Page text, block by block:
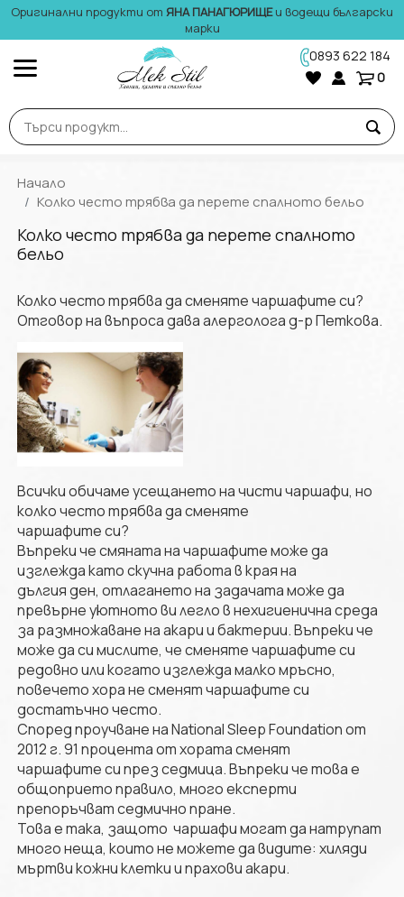
Оригинални продукти от ЯНА ПАНАГЮРИЩЕи водещи български
марки
0893 622 184
0
Начало
Колко често трябва да перете спалното бельо
Колко често трябва да перете спалното
бельо
Колко често трябва да сменяте чаршафите си?
Отговор на въпроса дава алерголога д-р Петкова.
Всички обичаме усещането на чисти чаршафи, но
колко често трябва да сменяте
чаршафите си?
Въпреки че смяната на чаршафите може да
изглежда като скучна работа в края на
дългия ден, отлагането на задачата може да
превърне уютното ви легло в нехигиенична среда
за размножаване на акари и бактерии. Въпреки че
може да си мислите, че сменяте чаршафите си
редовно или когато изглежда малко мръсно,
повечето хора не сменят чаршафите си
достатъчно често.
Според проучване на National Sleep Foundation от
2012 г. 91 процента от хората сменят
чаршафите си през седмица. Въпреки че това е
общоприето правило, много експерти
препоръчват седмично пране.
Това е така, защото чаршафи могат да натрупат
много неща, които не можете да видите: хиляди
мъртви кожни клетки и прахови акари.